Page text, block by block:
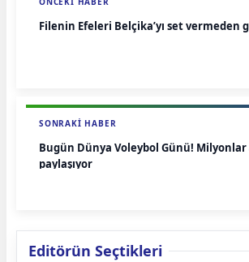
Filenin Efeleri Belçika’yı set vermeden
SONRAKI HABER
Bugün Dünya Voleybol Günü! Milyonlar
paylaşıyor
Editörün Seçtikleri